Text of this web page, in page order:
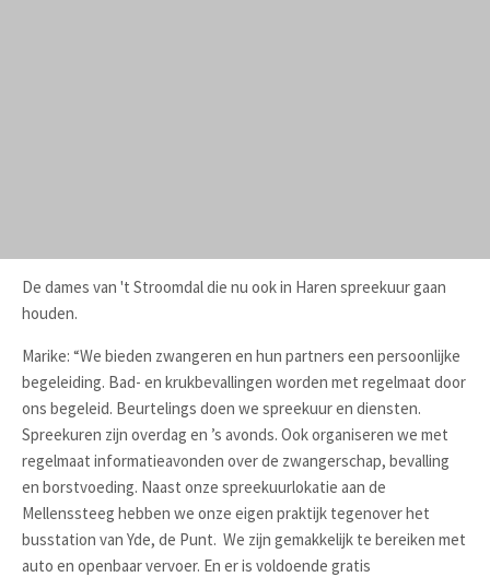
De dames van 't Stroomdal die nu ook in Haren spreekuur gaan
houden.
Marike: “We bieden zwangeren en hun partners een persoonlijke
begeleiding. Bad- en krukbevallingen worden met regelmaat door
ons begeleid. Beurtelings doen we spreekuur en diensten.
Spreekuren zijn overdag en ’s avonds. Ook organiseren we met
regelmaat informatieavonden over de zwangerschap, bevalling
en borstvoeding. Naast onze spreekuurlokatie aan de
Mellenssteeg hebben we onze eigen praktijk tegenover het
busstation van Yde, de Punt. We zijn gemakkelijk te bereiken met
auto en openbaar vervoer. En er is voldoende gratis